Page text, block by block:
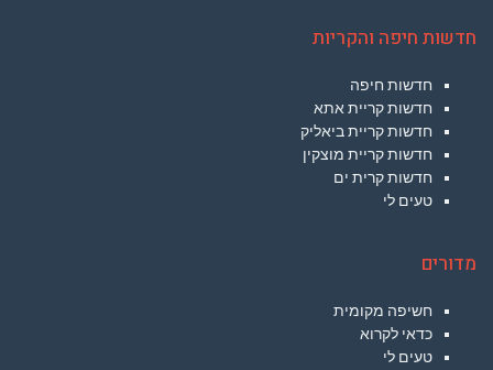
חדשות חיפה והקריות
חדשות חיפה
חדשות קריית אתא
חדשות קריית ביאליק
חדשות קריית מוצקין
חדשות קרית ים
טעים לי
מדורים
חשיפה מקומית
כדאי לקרוא
טעים לי